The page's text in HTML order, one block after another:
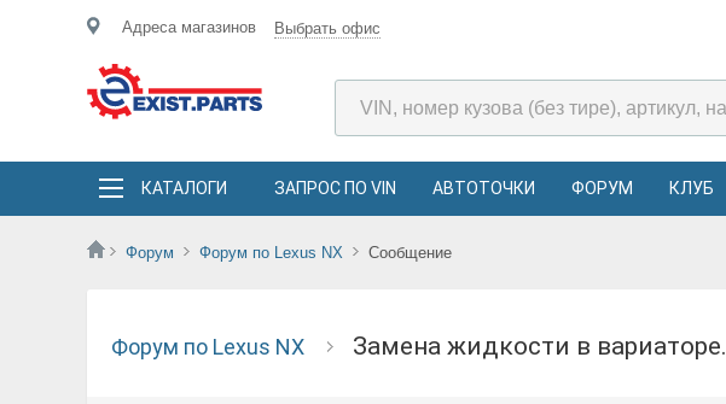
Адреса магазинов Выбрать офис
КАТАЛОГИ ЗАПРОС ПО VIN АВТОТОЧКИ ФОРУМ КЛУБ
Форум Форум по Lexus NX Сообщение
Форум по Lexus NX Замена жидкости в вариаторе.